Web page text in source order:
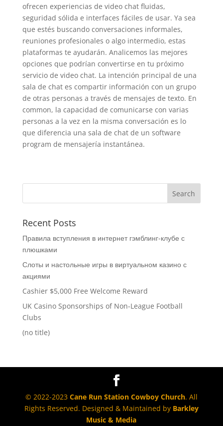
ofrecen experiencias de video chat fluidas,
seguridad sólida e interfaces fáciles de usar. Ya sea
que estés buscando conversaciones informales,
reuniones profesionales o algo intermedio, estas
plataformas te ayudarán. Analicemos las mejores
opciones que podrían convertirse en tu próximo
servicio de video chat. La intención principal de una
sala de chat es compartir información con un grupo
de otras personas a través de mensajes de texto. En
common, la capacidad de comunicarse con varias
personas a la vez en la misma conversación es lo
que diferencia una sala de chat de un software
program de mensajería instantánea.
Recent Posts
Правила вступления в интернет гэмблинг-клубе с
плюшками
Слоты и настольные игры в виртуальном казино с
акциями
Cashier $5,000 Free Welcome Reward
UK Casino Sponsorships of Non-League Football
Clubs
(no title)
© 2022-2023 Cane Run Station Cowboy Church. All
Rights Reserved. Designed & Maintained by Barkley
Music & Media